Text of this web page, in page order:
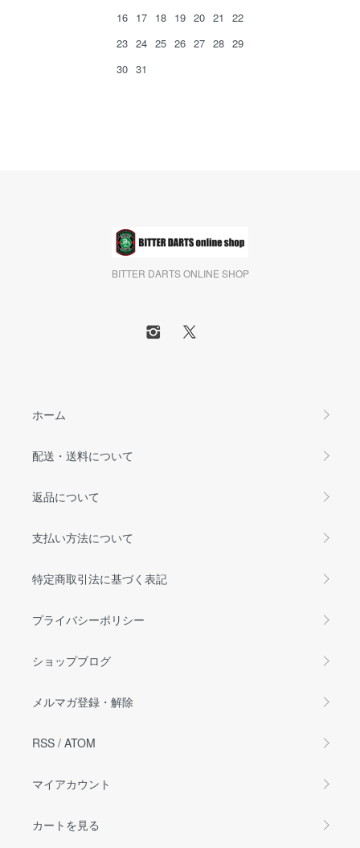
16 17 18 19 20 21
22
23 24 25 26 27 28 29
30 31
BITTER DARTS ONLINE SHOP
ホーム
配送・送料について
返品について
支払い方法について
特定商取引法に基づく表記
プライバシーポリシー
ショップブログ
メルマガ登録・解除
RSS / ATOM
マイアカウント
カートを見る